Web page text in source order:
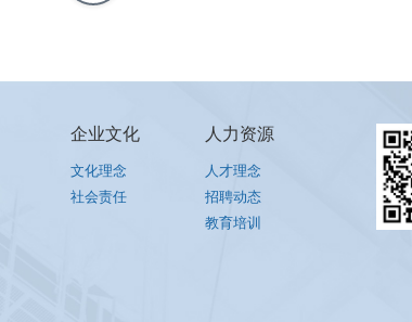
企业文化
文化理念
社会责任
人力资源
人才理念
招聘动态
教育培训